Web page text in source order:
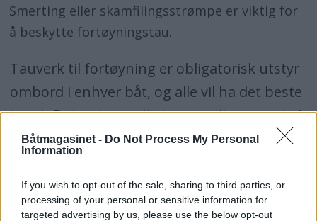
Båtmagasinet - Do Not Process My Personal
Information
If you wish to opt-out of the sale, sharing to third parties, or
processing of your personal or sensitive information for
targeted advertising by us, please use the below opt-out
Smerting eller skamfilingsstrømpe er viktig for
å beskytte fortøyningstau.
Tauverk til fortøyning er obligatorisk utstyr
ombord i enhver båt, og alle vil ha det beste
tauet. Det er tross alt store verdier som skal
holdes fast i brygga og ikke slites løs og
lenge uansett hvor eksklusivt det er i
utgangspunktet dersom det får ligge og file